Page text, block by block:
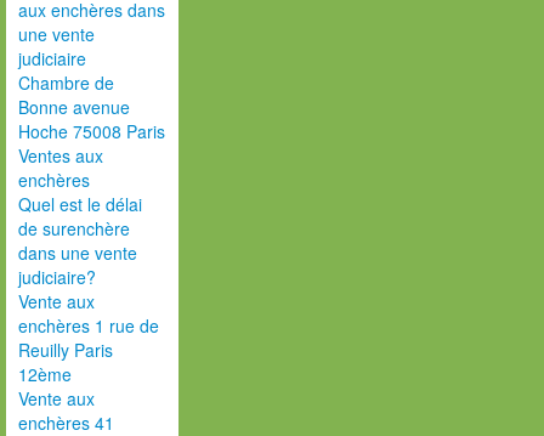
aux enchères dans
une vente
judiciaire
Chambre de
Bonne avenue
Hoche 75008 Paris
Ventes aux
enchères
Quel est le délai
de surenchère
dans une vente
judiciaire?
Vente aux
enchères 1 rue de
Reuilly Paris
12ème
Vente aux
enchères 41